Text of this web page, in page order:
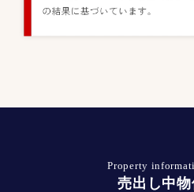
Property
売出し中物